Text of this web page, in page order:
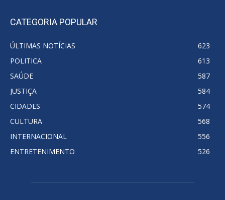
CATEGORIA POPULAR
ÚLTIMAS NOTÍCIAS
623
POLITICA
613
SAÚDE
587
JUSTIÇA
584
CIDADES
574
CULTURA
568
INTERNACIONAL
556
ENTRETENIMENTO
526